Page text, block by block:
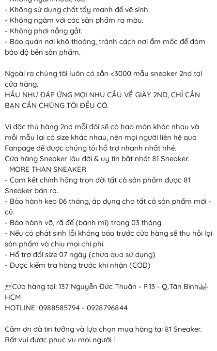
- Không sử dụng chất tẩy mạnh để vệ sinh
- Không ngâm với các sản phẩm ra màu.
- Không phơi nắng gắt.
- Bảo quản nơi khô thoáng, tránh cách nơi ẩm mốc để đảm
bảo độ bền sản phẩm.
Ngoài ra chúng tôi luôn có sẵn <3000 mẫu sneaker 2nd tại
cửa hàng.
HẦU NHƯ ĐÁP ỨNG MỌI NHU CẦU VỀ GIÀY 2ND, CHỈ CẦN
BẠN CẦN CHÚNG TÔI ĐỀU CÓ.
Vì đặc thù hàng 2nd mỗi đôi sẽ có hao mòn khác nhau và
mỗi mẫu lại có size khác nhau, nên mọi người liên hệ qua
Fanpage để được chúng tôi hổ trợ nhanh nhất nhé.
Cửa hàng Sneaker lâu đời & uy tín bật nhất 81 Sneaker.
MORE THAN SNEAKER.
- Cam kết chính hãng trọn đời tất cả sản phẩm được 81
Sneaker bán ra.
- Bảo hành keo 06 tháng, áp dụng cho tất cả sản phẩm mới -
cũ.
- Bảo hành vỡ, rã đế (bánh mì) trong 03 tháng.
- Nếu có phát sinh lỗi không báo trước cửa hàng sẽ thu hồi lại
sản phẩm và chịu mọi chi phí.
- Hổ trợ đổi size 07 ngày (chưa qua sử dụng)
- Được kiểm tra hàng trước khi nhận (COD)
Cửa hàng tại: 137 Nguyễn Đức Thuận - P.13 - Q.Tân Bình -
HCM
HOTLINE: 0988585794 - 0928796844
Cảm ơn đã tin tưởng và lựa chọn mua hàng tại 81 Sneaker.
Rất vui được phục vụ mọi người !